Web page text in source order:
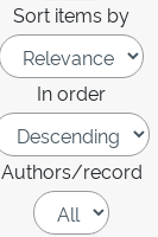
Sort items by
In order
Authors/record